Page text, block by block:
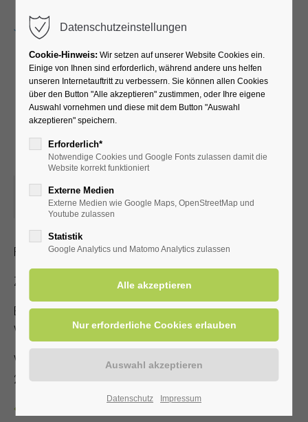
Das Gute Laune Duo
präsentiert Ohrwürmer
und Hits
09.04.2023, 15:00
ORT: KURHALLE
Flotte, stimmungsvolle Musik mit dem Gute-Laune-Duo
Zutritt mit gültiger Kur- /Einwohnerkarte
Es steht nur eine begrenzte Anzahl an Sitzplätzen zur
Verfügung!
Veranstalter: Kurverwaltung Bad Westernkotten, Telefon: 0
29 43 . 976 58 10
Datenschutzeinstellungen
Cookie-Hinweis: Wir setzen auf unserer Website Cookies ein.
Einige von Ihnen sind erforderlich, während andere uns helfen
unseren Internetauftritt zu verbessern. Sie können allen Cookies
über den Button "Alle akzeptieren" zustimmen, oder Ihre eigene
Auswahl vornehmen und diese mit dem Button "Auswahl
akzeptieren" speichern.
Erforderlich*
Notwendige Cookies und Google Fonts zulassen damit die
Website korrekt funktioniert
Externe Medien
Externe Medien wie Google Maps, OpenStreetMap und
Youtube zulassen
Statistik
Google Analytics und Matomo Analytics zulassen
Datenschutz Impressum